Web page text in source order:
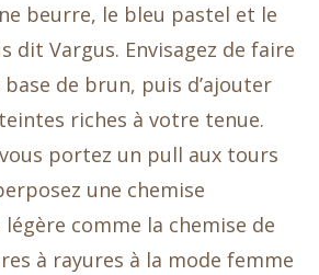
beurre, le bleu pastel et le
dit Vargus. Envisagez de faire
de brun, puis d’ajouter
riches à votre tenue.
portez un pull aux tours
une chemise
comme la chemise de
à rayures à la mode femme